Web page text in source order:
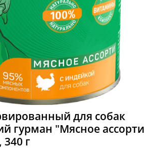
для собак
гурман "Мясное ассорти
г